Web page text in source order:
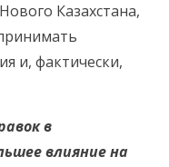
Казахстана,
и, фактически,
в
влияние на